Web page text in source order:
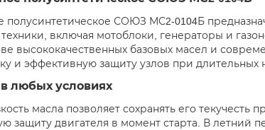
полусинтетическое СОЮЗ МС2-0104Б
включая мотоблоки, генераторы и
высококачественных базовых масел и
и эффективную защиту узлов при длительных
любых условиях
масла позволяет сохранять его текучесть
защиту двигателя в момент старта. В летний